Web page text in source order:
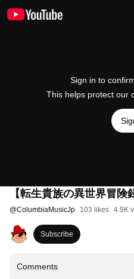
Sign in to
This helps protect our
【転生貴族の異世界冒
@ColumbiaMusicJp 103 likes 4.9K
Subscribe
Comments